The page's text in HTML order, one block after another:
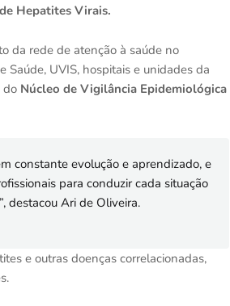
Hepatites Virais.
da rede de atenção à saúde no
Saúde, UVIS, hospitais e unidades da
do Núcleo de Vigilância Epidemiológica
constante evolução e aprendizado, e
para conduzir cada situação
destacou Ari de Oliveira.
e outras doenças correlacionadas,